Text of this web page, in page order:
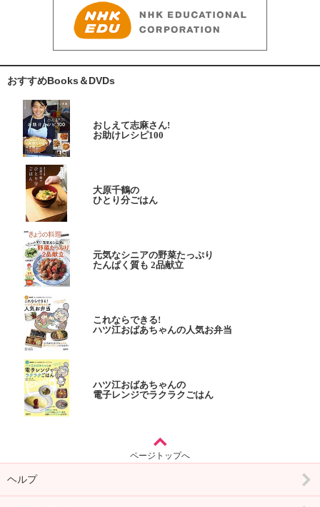
おすすめBooks＆DVDs
おしえて志麻さん!
お助けレシピ100
大原千鶴の
ひとり分ごはん
元気なシニアの野菜たっぷり
たんぱく質も 2品献立
これならできる!
ハツ江おばあちゃんの人気お弁当
ハツ江おばあちゃんの
電子レンジでラクラクごはん
ページトップへ
ヘルプ